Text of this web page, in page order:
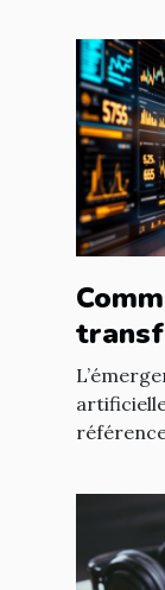
pour